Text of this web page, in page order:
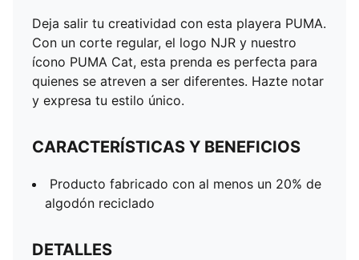
Deja salir tu creatividad con esta playera PUMA.
Con un corte regular, el logo NJR y nuestro
ícono PUMA Cat, esta prenda es perfecta para
quienes se atreven a ser diferentes. Hazte notar
y expresa tu estilo único.
CARACTERÍSTICAS Y BENEFICIOS
Producto fabricado con al menos un 20% de
algodón reciclado
DETALLES